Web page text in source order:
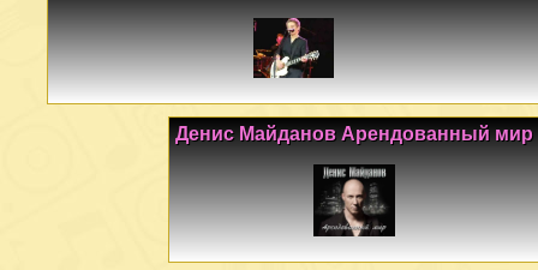
Денис Майданов Арендованный мир